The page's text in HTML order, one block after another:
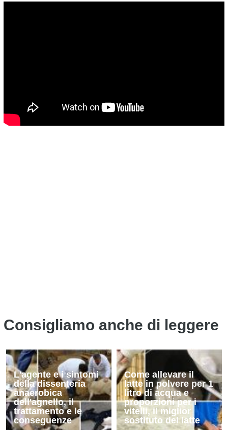
Consigliamo anche di leggere
L'agente e i sintomi
della dissenteria
anaerobica
dell'agnello, il
trattamento e le
conseguenze
Come allevare il
latte in polvere per 1
litro di acqua e
proporzioni per i
vitelli, il miglior
sostituto del latte